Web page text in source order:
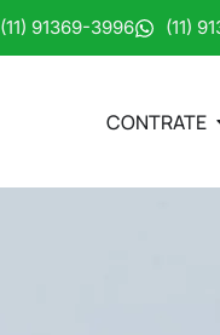
(11) 91369-3996 (11)
CONTRATE